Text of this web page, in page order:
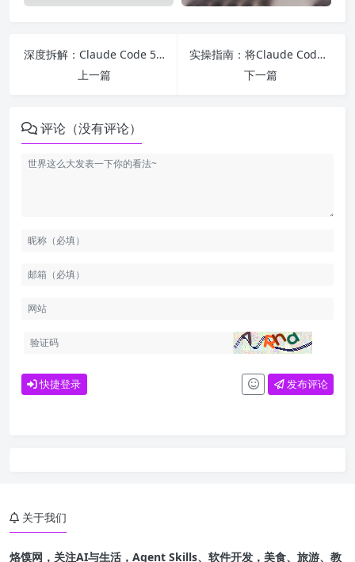
深度拆解：Claude Code 51万行泄露源码，藏着Anthropic的AI编程底层逻辑
上一篇
实操指南：将Claude Code泄露文件还原为可读代码（附避坑要点）
下一篇
评论（没有评论）
快捷登录 发布评论
关于我们
烙馍网，关注AI与生活，Agent Skills、软件开发，美食、旅游、教